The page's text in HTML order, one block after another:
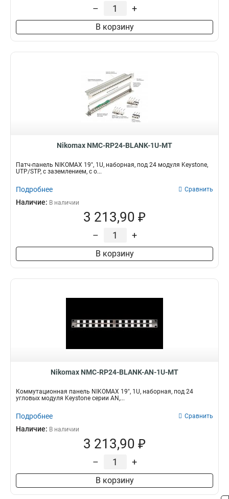
UTP/STP
Тип модуля
Keystone
Кол-во пар Монтаж
– +
В корзину
Nikomax NMC-RP24-BLANK-1U-MT
Патч-панель NIKOMAX 19", 1U, наборная, под 24 модуля Keystone,
UTP/STP, с заземлением, с о...
Подробнее Сравнить
Наличие: В наличии
3 213,90 ₽
– +
В корзину
Nikomax NMC-RP24-BLANK-AN-1U-MT
Коммутационная панель NIKOMAX 19", 1U, наборная, под 24
угловых модуля Keystone серии AN,...
Подробнее Сравнить
Наличие: В наличии
3 213,90 ₽
– +
В корзину